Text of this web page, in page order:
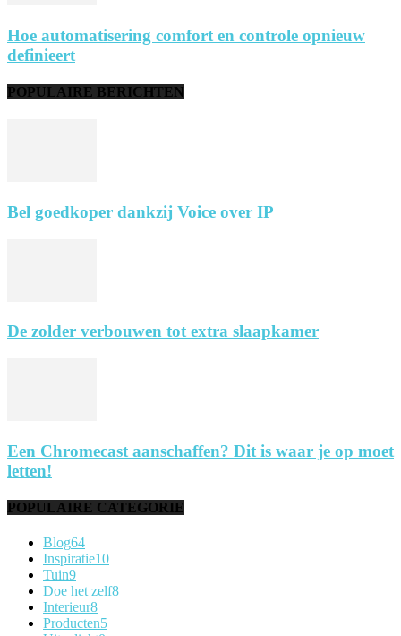
Hoe automatisering comfort en controle opnieuw
definieert
POPULAIRE BERICHTEN
Bel goedkoper dankzij Voice over IP
De zolder verbouwen tot extra slaapkamer
Een Chromecast aanschaffen? Dit is waar je op moet
letten!
POPULAIRE CATEGORIE
Blog64
Inspiratie10
Tuin9
Doe het zelf8
Interieur8
Producten5